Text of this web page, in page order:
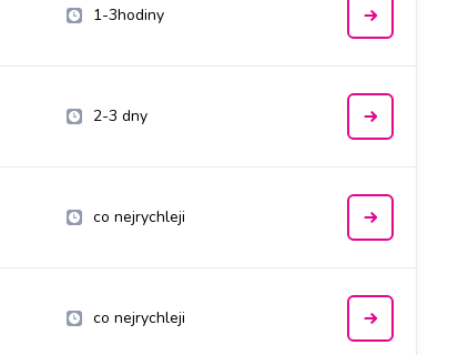
1-3hodiny
2-3 dny
co nejrychleji
co nejrychleji